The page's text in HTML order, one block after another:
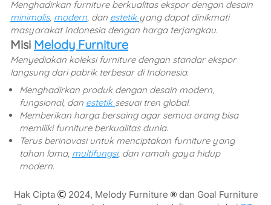
minimalis, modern, dan estetik yang dapat dinikmati
masyarakat Indonesia dengan harga terjangkau.
Misi Melody Furniture
Menyediakan koleksi furniture dengan standar ekspor
langsung dari pabrik terbesar di Indonesia.
Menghadirkan produk dengan desain modern,
fungsional, dan estetik sesuai tren global.
Memberikan harga bersaing agar semua orang bisa
memiliki furniture berkualitas dunia.
Terus berinovasi untuk menciptakan furniture yang
tahan lama, multifungsi, dan ramah gaya hidup
modern.
Hak Cipta 2024, Melody Furniture